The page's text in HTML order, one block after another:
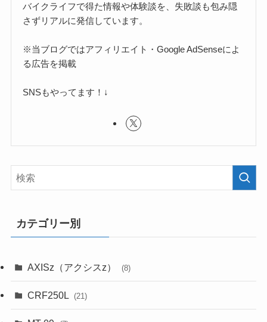
バイクライフで得た情報や体験談を、失敗談も包み隠
さずリアルに発信しています。
※当ブログではアフィリエイト・Google AdSenseによ
る広告を掲載
SNSもやってます！↓
カテゴリー別
AXISz（アクシスz） (8)
CRF250L (21)